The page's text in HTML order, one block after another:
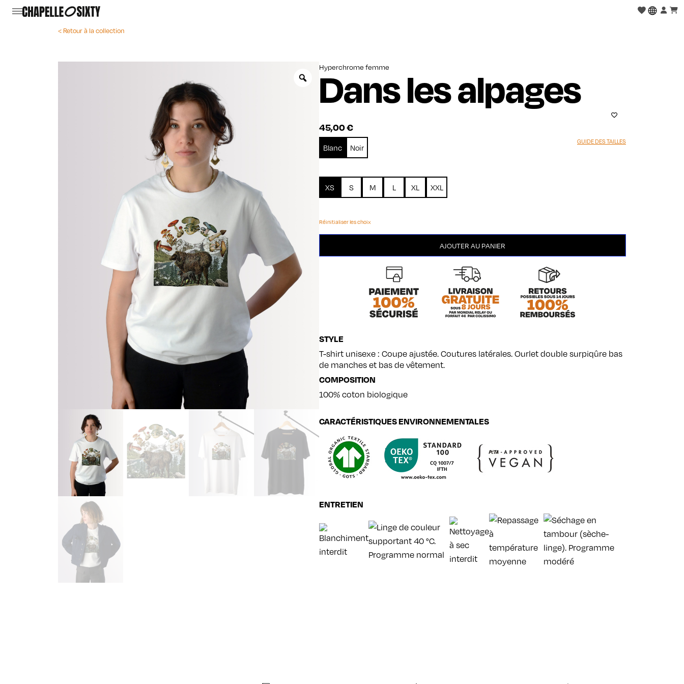
< Retour à la collection
Zoom
Hyperchrome femme
Dans les alpages
45,00€
GUIDE DES TAILLES
Blanc Noir
XS S M L XL XXL
Réinitialiser les choix
AJOUTER AU PANIER
STYLE
T-shirt unisexe : Coupe ajustée. Coutures latérales. Ourlet double surpiqûre bas
de manches et bas de vêtement.
COMPOSITION
100% coton biologique
CARACTÉRISTIQUES ENVIRONNEMENTALES
ENTRETIEN